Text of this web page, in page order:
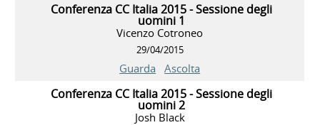
Conferenza CC Italia 2015 - Sessione degli
uomini 1
Vicenzo Cotroneo
29/04/2015
Guarda Ascolta
Conferenza CC Italia 2015 - Sessione degli
uomini 2
Josh Black